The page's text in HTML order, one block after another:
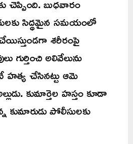
చెప్పింది. బుధవారం
సిద్ధమైన సమయంలో
శరీరంపై
గుర్తించి అలివేలును
చేసినట్టు ఆమె
కుమార్తెల హస్తం కూడా
కుమారుడు పోలీసులకు